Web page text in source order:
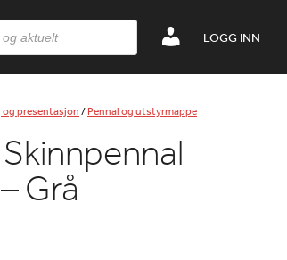
LOGG INN
presentasjon/Pennal og utstyrmappe
Grå